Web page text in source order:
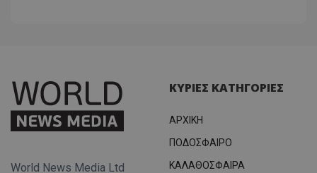
World News Media Ltd
ΚΥΡΙΕΣ ΚΑΤΗΓΟΡΙΕΣ
ΑΡΧΙΚΗ
ΠΟΔΟΣΦΑΙΡΟ
ΚΑΛΑΘΟΣΦΑΙΡΑ